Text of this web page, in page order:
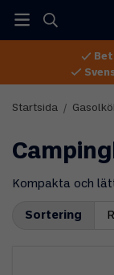
Startsida /
Kompakta och
Sortering